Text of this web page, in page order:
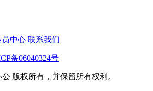
员中心 联系我们
备06040324号
版权所有，并保留所有权利。